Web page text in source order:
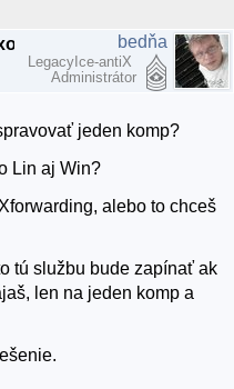
bedňa
LegacyIce-antiX
Administrátor
jeden komp?
Lin aj Win?
alebo to chceš
tú službu bude zapínať ak
len na jeden komp a